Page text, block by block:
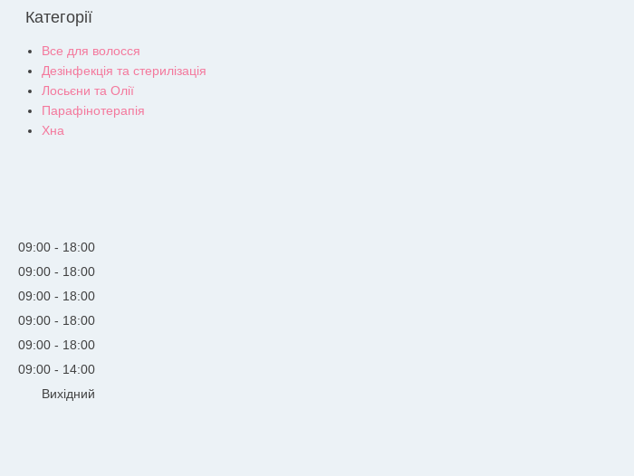
Категорії
Все для волосся
Дезінфекція та стерилізація
Лосьєни та Олії
Парафінотерапія
Хна
09:00
18:00
09:00
18:00
09:00
18:00
09:00
18:00
09:00
18:00
09:00
14:00
Вихідний